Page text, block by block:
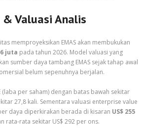
Valuasi Analis
memproyeksikan EMAS akan membukukan
juta pada tahun 2026. Model valuasi yang
sumber daya tambang EMAS sejak tahap awal
belum sepenuhnya berjalan.
(laba per saham) dengan batas bawah sekitar
27,8 kali. Sementara valuasi enterprise value
daya diperkirakan berada di kisaran US$ 255
rata-rata sekitar US$ 292 per ons.